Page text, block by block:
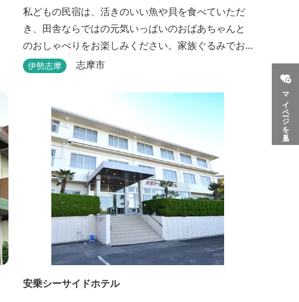
マイページを見る
私どもの民宿は、活きのいい魚や貝を食べていただ
き、田舎ならではの元気いっぱいのおばあちゃんと
のおしゃべりをお楽しみください。家族ぐるみでお
世話させていただきます！
伊勢志摩 志摩市
安乗シーサイドホテル